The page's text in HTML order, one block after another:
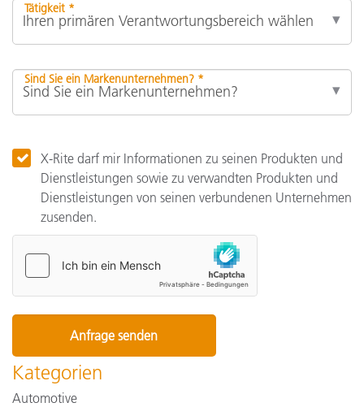
Tätigkeit *
Sind Sie ein Markenunternehmen? *
X-Rite darf mir Informationen zu seinen Produkten und
Dienstleistungen sowie zu verwandten Produkten und
Dienstleistungen von seinen verbundenen Unternehmen
zusenden.
Kategorien
Automotive